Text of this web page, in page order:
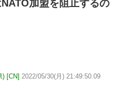
加盟を阻止するの
) [CN] 2022/05/30(月) 21:49:50.09